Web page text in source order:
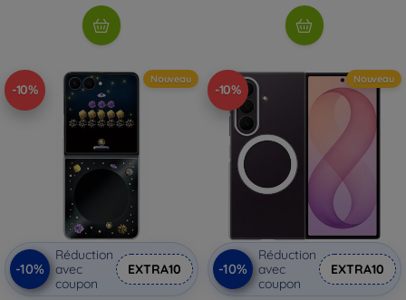
-10%
Nouveau
-10%
Réduction
avec
coupon
EXTRA10
-10%
Nouveau
-10%
Réduction
avec
coupon
EXTRA10